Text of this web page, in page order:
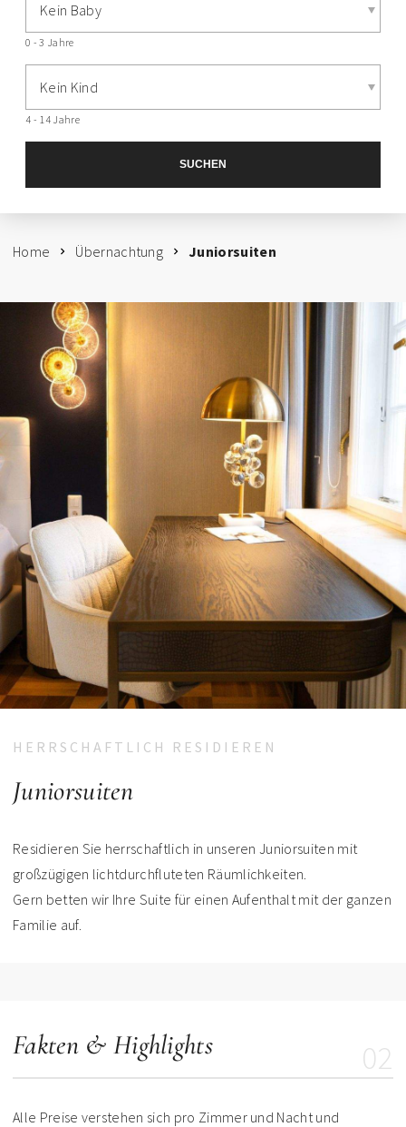
Kein Baby
0 - 3 Jahre
Kein Kind
4 - 14 Jahre
SUCHEN
Home Übernachtung Juniorsuiten
HERRSCHAFTLICH RESIDIEREN
Juniorsuiten
Residieren Sie herrschaftlich in unseren Juniorsuiten mit
großzügigen lichtdurchfluteten Räumlichkeiten.
Gern betten wir Ihre Suite für einen Aufenthalt mit der ganzen
Familie auf.
Fakten & Highlights 02
Alle Preise verstehen sich pro Zimmer und Nacht und